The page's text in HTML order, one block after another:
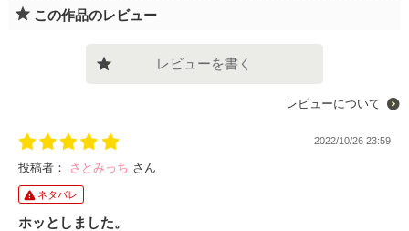
この作品のレビュー
レビューを書く
レビューについて
2022/10/26 23:59
投稿者： さとみっち さん
ネタバレ
ホッとしました。